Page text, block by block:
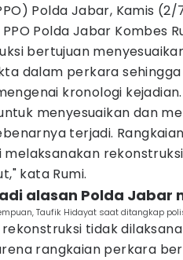
Polda Jabar, Kamis
Polda Jabar Kombes
bertujuan
dalam perkara
kronologi kejadian.
menyesuaikan dan
terjadi.
melaksanakan
kata Rumi.
alasan Polda
Taufik Hidayat saat ditangkap
rekonstruksi tidak
rangkaian perkara